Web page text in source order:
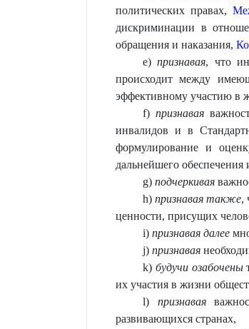
политических правах,
дискриминации в
обращения и наказания,
e)признавая, что
происходит между
эффективному участию в
f) признавая
инвалидов и в
формулирование и
дальнейшего
g) подчеркивая
h) признавая также,
ценности, присущих
i) признавая далее
j) признавая
k) будучи озабочены
их участия в жизни
l) признавая
развивающихся странах,